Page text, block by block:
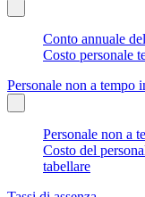
Conto annuale
Costo personale
Personale non a tempo
Personale non a
Costo del
tabellare